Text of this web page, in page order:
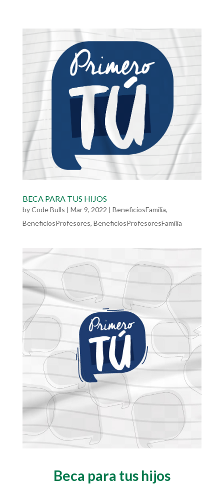
BECA PARA TUS HIJOS
byCode Bulls | Mar 9, 2022 | BeneficiosFamilia,
BeneficiosProfesores, BeneficiosProfesoresFamilia
Beca para tus hijos